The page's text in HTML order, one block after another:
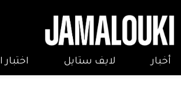
أخبار لايف ستايل